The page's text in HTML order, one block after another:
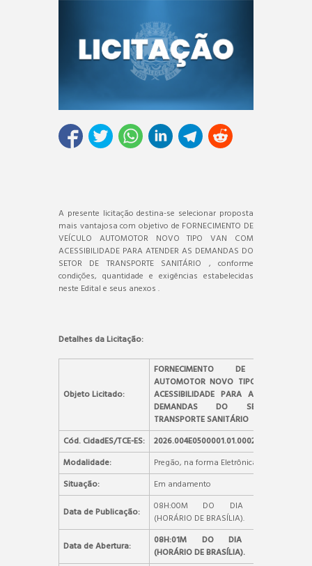
A presente licitação destina-se selecionar proposta
mais vantajosa com objetivo de FORNECIMENTO DE
VEÍCULO AUTOMOTOR NOVO TIPO VAN COM
ACESSIBILIDADE PARA ATENDER AS DEMANDAS DO
SETOR DE TRANSPORTE SANITÁRIO , conforme
condições, quantidade e exigências estabelecidas
neste Edital e seus anexos .
Detalhes da Licitação:
Objeto Licitado:
FORNECIMENTO DE VEÍCULO
AUTOMOTOR NOVO TIPO VAN COM
ACESSIBILIDADE PARA ATENDER AS
DEMANDAS DO SETOR DE
TRANSPORTE SANITÁRIO
Cód. CidadES/TCE-ES:
2026.004E0500001.01.0002
Modalidade:
Pregão, na forma Eletrônica
Situação:
Em andamento
Data de Publicação:
08H:00M DO DIA 09/03/2026
(HORÁRIO DE BRASÍLIA).
Data de Abertura:
08H:01M DO DIA 19/03/2026
(HORÁRIO DE BRASÍLIA).